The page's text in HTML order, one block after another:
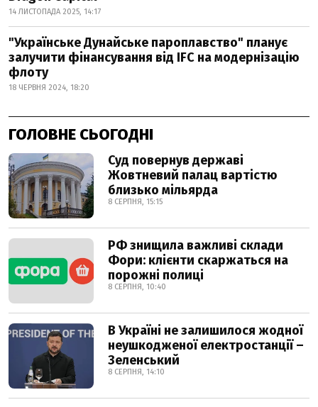
14 ЛИСТОПАДА 2025, 14:17
"Українське Дунайське пароплавство" планує
залучити фінансування від IFC на модернізацію
флоту
18 ЧЕРВНЯ 2024, 18:20
ГОЛОВНЕ СЬОГОДНІ
Суд повернув державі
Жовтневий палац вартістю
близько мільярда
8 СЕРПНЯ, 15:15
РФ знищила важливі склади
Фори: клієнти скаржаться на
порожні полиці
8 СЕРПНЯ, 10:40
В Україні не залишилося жодної
неушкодженої електростанції –
Зеленський
8 СЕРПНЯ, 14:10